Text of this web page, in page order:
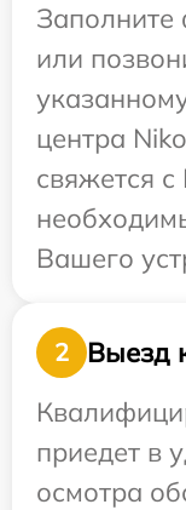
Заполните
или
центра
свяжется
Вашего
2
Выезд
приедет в
осмотра